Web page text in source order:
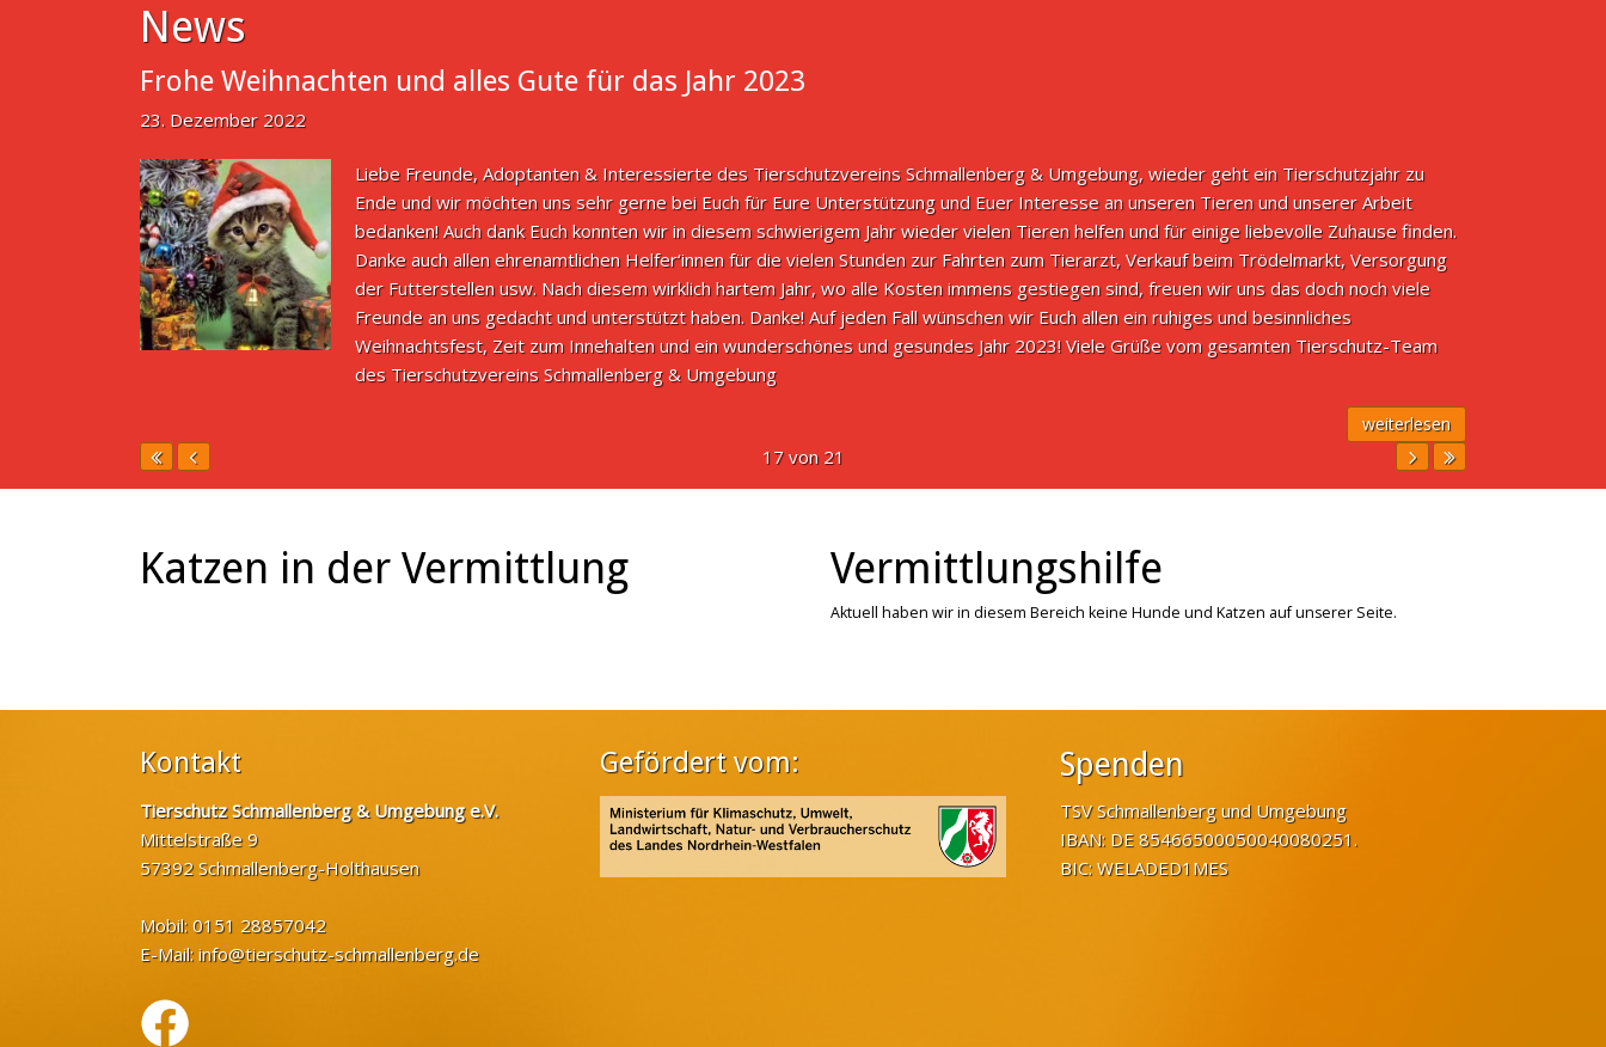
News
Frohe Weihnachten und alles Gute für das Jahr 2023
23. Dezember 2022
Liebe Freunde, Adoptanten & Interessierte des Tierschutzvereins Schmallenberg & Umgebung, wieder geht ein Tierschutzjahr zu
Ende und wir möchten uns sehr gerne bei Euch für Eure Unterstützung und Euer Interesse an unseren Tieren und unserer Arbeit
bedanken! Auch dank Euch konnten wir in diesem schwierigem Jahr wieder vielen Tieren helfen und für einige liebevolle Zuhause finden.
Danke auch allen ehrenamtlichen Helfer‘innen für die vielen Stunden zur Fahrten zum Tierarzt, Verkauf beim Trödelmarkt, Versorgung
der Futterstellen usw. Nach diesem wirklich hartem Jahr, wo alle Kosten immens gestiegen sind, freuen wir uns das doch noch viele
Freunde an uns gedacht und unterstützt haben. Danke! Auf jeden Fall wünschen wir Euch allen ein ruhiges und besinnliches
Weihnachtsfest, Zeit zum Innehalten und ein wunderschönes und gesundes Jahr 2023! Viele Grüße vom gesamten Tierschutz-Team
des Tierschutzvereins Schmallenberg & Umgebung
weiterlesen
17 von 21
Katzen in der Vermittlung Vermittlungshilfe
Aktuell haben wir in diesem Bereich keine Hunde und Katzen auf unserer Seite.
Kontakt
Tierschutz Schmallenberg & Umgebung e.V.
Mittelstraße 9
57392 Schmallenberg-Holthausen
Mobil: 0151 28857042
E-Mail: info@tierschutz-schmallenberg.de
Gefördert vom: Spenden
TSV Schmallenberg und Umgebung
IBAN: DE 85466500050040080251.
BIC: WELADED1MES